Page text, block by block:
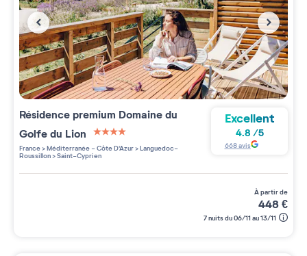
Résidence premium Domaine du
Golfe du Lion
4 étoiles sur 5
France>Méditerranée - Côte D'Azur>Languedoc-
Roussillon>Saint-Cyprien
Excellent
4.8 /5
668avis
à partir de
448€
7 nuits du 06/11 au 13/11